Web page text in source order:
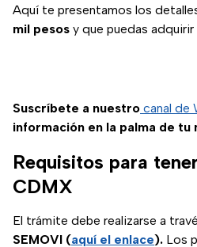
Aquí te presentamos los
mil pesos y que puedas adquirir
Suscríbete a nuestro canal de
información en la palma de tu
Requisitos para
CDMX
El trámite debe realizarse a
SEMOVI (aquí el enlace). Los